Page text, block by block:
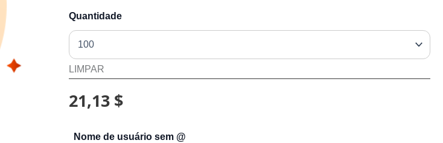
Quantidade
LIMPAR
21,13 $
Nome de usuário sem @